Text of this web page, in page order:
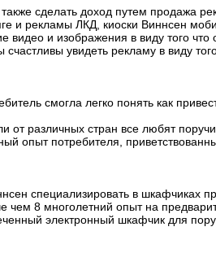
сделать доход путем продажа
и рекламы ЛКД, киоски Виннсен
и изображения в виду того что
увидеть рекламу в виду
смогла легко понять как
от различных стран все любят
опыт потребителя,
специализировать в шкафчиках
8 многолетний опыт на
электронный шкафчик для